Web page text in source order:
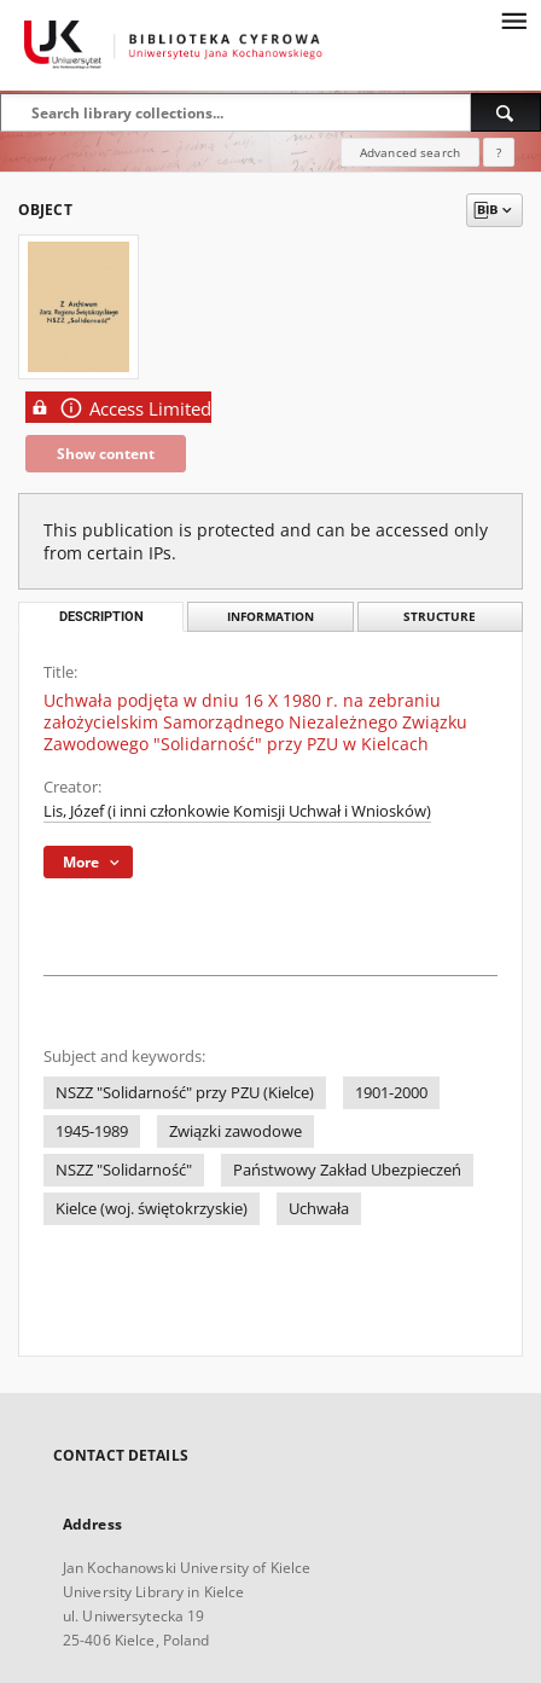
Advanced search ?
OBJECT
Access Limited
Show content
This publication is protected and can be accessed only
from certain IPs.
DESCRIPTION INFORMATION STRUCTURE
Title:
Uchwała podjęta w dniu 16 X 1980 r. na zebraniu
założycielskim Samorządnego Niezależnego Związku
Zawodowego "Solidarność" przy PZU w Kielcach
Creator:
Lis, Józef (i inni członkowie Komisji Uchwał i Wniosków)
More
Subject and keywords:
NSZZ "Solidarność" przy PZU (Kielce)
1901-2000
1945-1989
Związki zawodowe
NSZZ "Solidarność"
Państwowy Zakład Ubezpieczeń
Kielce (woj. świętokrzyskie)
Uchwała
CONTACT DETAILS
Address
Jan Kochanowski University of Kielce
University Library in Kielce
ul. Uniwersytecka 19
25-406 Kielce, Poland